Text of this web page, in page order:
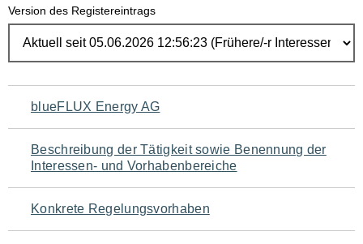
Version des Registereintrags
Navigation
für
den
Seiteninhalt
blueFLUX Energy AG
Beschreibung der Tätigkeit sowie Benennung der
Interessen- und Vorhabenbereiche
Konkrete Regelungsvorhaben